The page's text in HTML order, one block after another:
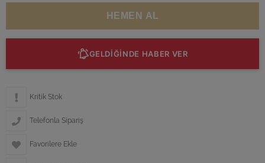
GELDİĞİNDE HABER VER
Kritik Stok
Telefonla Sipariş
Favorilere Ekle